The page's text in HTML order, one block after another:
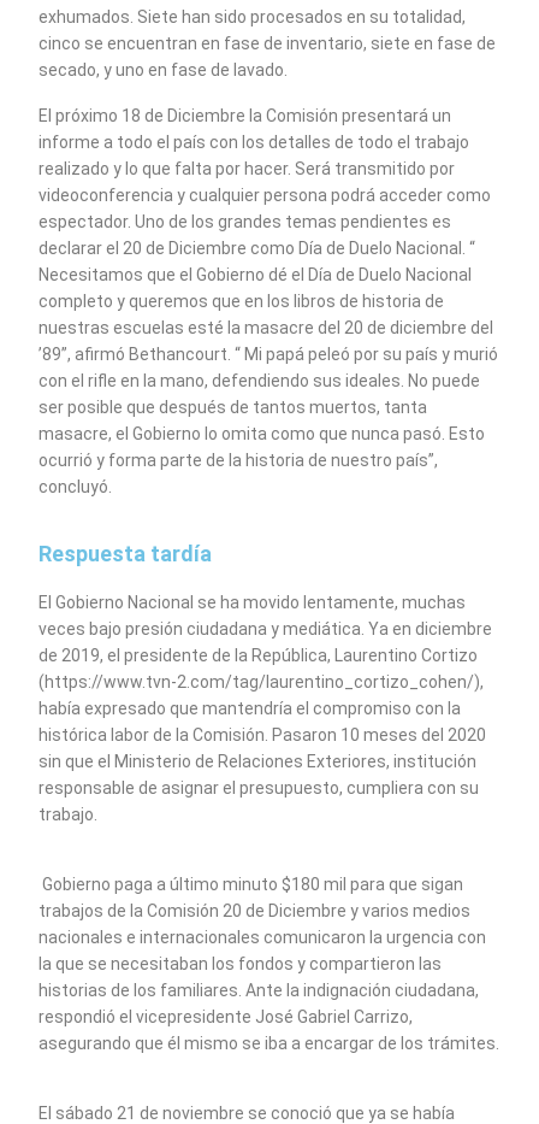
exhumados. Siete han sido procesados en su totalidad,
cinco se encuentran en fase de inventario, siete en fase de
secado, y uno en fase de lavado.
El próximo 18 de Diciembre la Comisión presentará un
informe a todo el país con los detalles de todo el trabajo
realizado y lo que falta por hacer. Será transmitido por
videoconferencia y cualquier persona podrá acceder como
espectador. Uno de los grandes temas pendientes es
declarar el 20 de Diciembre como Día de Duelo Nacional. “
Necesitamos que el Gobierno dé el Día de Duelo Nacional
completo y queremos que en los libros de historia de
nuestras escuelas esté la masacre del 20 de diciembre del
’89”, afirmó Bethancourt. “ Mi papá peleó por su país y murió
con el rifle en la mano, defendiendo sus ideales. No puede
ser posible que después de tantos muertos, tanta
masacre, el Gobierno lo omita como que nunca pasó. Esto
ocurrió y forma parte de la historia de nuestro país”,
concluyó.
Respuesta tardía
El Gobierno Nacional se ha movido lentamente, muchas
veces bajo presión ciudadana y mediática. Ya en diciembre
de 2019, el presidente de la República, Laurentino Cortizo
(https://www.tvn-2.com/tag/laurentino_cortizo_cohen/),
había expresado que mantendría el compromiso con la
histórica labor de la Comisión. Pasaron 10 meses del 2020
sin que el Ministerio de Relaciones Exteriores, institución
responsable de asignar el presupuesto, cumpliera con su
trabajo.
Gobierno paga a último minuto $180 mil para que sigan
trabajos de la Comisión 20 de Diciembre y varios medios
nacionales e internacionales comunicaron la urgencia con
la que se necesitaban los fondos y compartieron las
historias de los familiares. Ante la indignación ciudadana,
respondió el vicepresidente José Gabriel Carrizo,
asegurando que él mismo se iba a encargar de los trámites.
El sábado 21 de noviembre se conoció que ya se había